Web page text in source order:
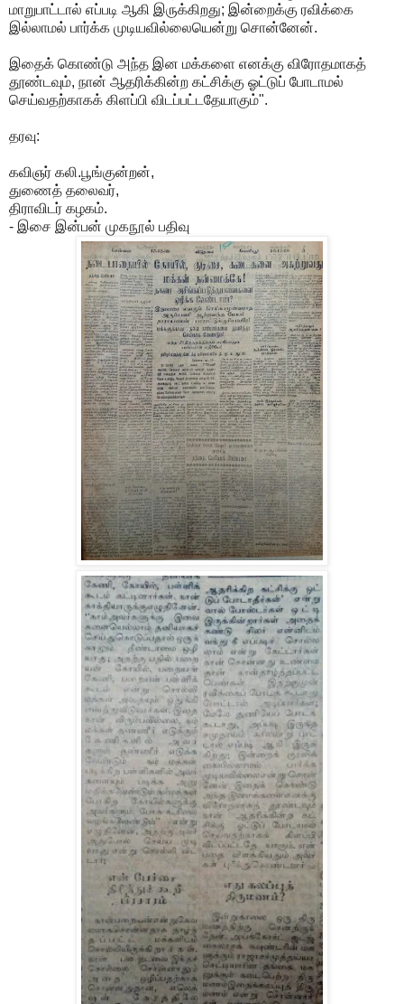
மாறுபாட்டால் எப்படி ஆகி இருக்கிறது; இன்றைக்கு ரவிக்கை
இல்லாமல் பார்க்க முடியவில்லையென்று சொன்னேன்.
இதைக் கொண்டு அந்த இன மக்களை எனக்கு விரோதமாகத்
தூண்டவும், நான் ஆதரிக்கின்ற கட்சிக்கு ஓட்டுப் போடாமல்
செய்வதற்காகக் கிளப்பி விடப்பட்டதேயாகும்".
தரவு:
கவிஞர் கலி.பூங்குன்றன்,
துணைத் தலைவர்,
திராவிடர் கழகம்.
- இசை இன்பன் முகநூல் பதிவு